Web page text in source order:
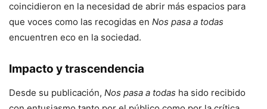
coincidieron en la necesidad de abrir más espacios para
que voces como las recogidas en Nos pasa a todas
encuentren eco en la sociedad.
Impacto y trascendencia
Desde su publicación, Nos pasa a todas ha sido recibido